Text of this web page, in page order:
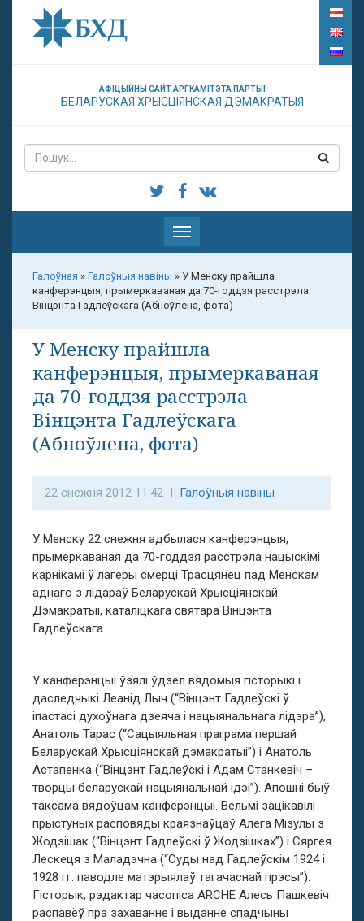
АФІЦЫЙНЫ САЙТ АРГКАМІТЭТА ПАРТЫІ
БЕЛАРУСКАЯ ХРЫСЦІЯНСКАЯ ДЭМАКРАТЫЯ
Паказаць
меню
Галоўная » Галоўныя навіны » У Менску прайшла
канферэнцыя, прымеркаваная да 70-годдзя расстрэла
Вінцэнта Гадлеўскага (Абноўлена, фота)
У Менску прайшла
канферэнцыя, прымеркаваная
да 70-годдзя расстрэла
Вінцэнта Гадлеўскага
(Абноўлена, фота)
22 снежня 2012 11:42 | Галоўныя навіны
У Менску 22 снежня адбылася канферэнцыя,
прымеркаваная да 70-годдзя расстрэла нацыскімі
карнікамі ў лагеры смерці Трасцянец пад Менскам
аднаго з лідараў Беларускай Хрысціянскай
Дэмакратыі, каталіцкага святара Вінцэнта
Гадлеўскага.
У канферэнцыі ўзялі ўдзел вядомыя гісторыкі і
даследчыкі Леанід Лыч (“Вінцэнт Гадлеўскі ў
іпастасі духоўнага дзеяча і нацыянальнага лідэра”),
Анатоль Тарас (“Сацыяльная праграма першай
Беларускай Хрысціянскай дэмакратыі”) і Анатоль
Астапенка (“Вінцэнт Гадлеўскі і Адам Станкевіч –
творцы беларускай нацыянальнай ідэі”). Апошні быў
таксама вядоўцам канферэнцыі. Вельмі зацікавілі
прыстуных расповяды краязнаўцаў Алега Мізулы з
Жодзішак (“Вінцэнт Гадлеўскі ў Жодзішках”) і Сяргея
Лескеця з Маладэчна (“Суды над Гадлеўскім 1924 і
1928 гг. паводле матэрыялаў тагачаснай прэсы”).
Гісторык, рэдактар часопіса ARCHE Алесь Пашкевіч
распавёў пра захаванне і выданне спадчыны